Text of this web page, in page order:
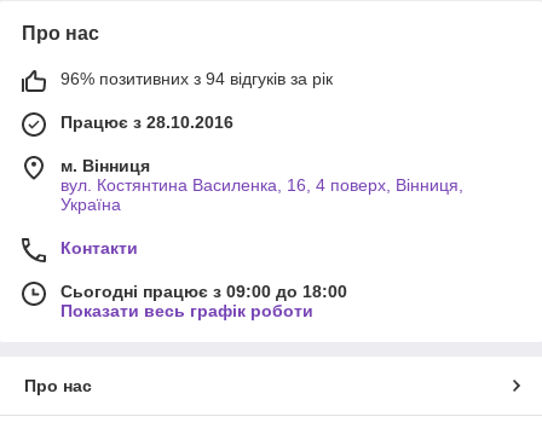
Про нас
96% позитивних з 94 відгуків за рік
Працює з 28.10.2016
м. Вінниця
вул. Костянтина Василенка, 16, 4 поверх, Вінниця,
Україна
Контакти
Сьогодні працює з 09:00 до 18:00
Показати весь графік роботи
Про нас